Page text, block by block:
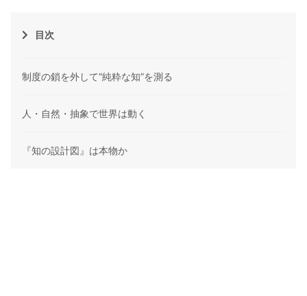
目次
制度の鎖を外して“純粋な知”を測る
人・自然・抽象で世界は動く
『知の設計図』は本物か